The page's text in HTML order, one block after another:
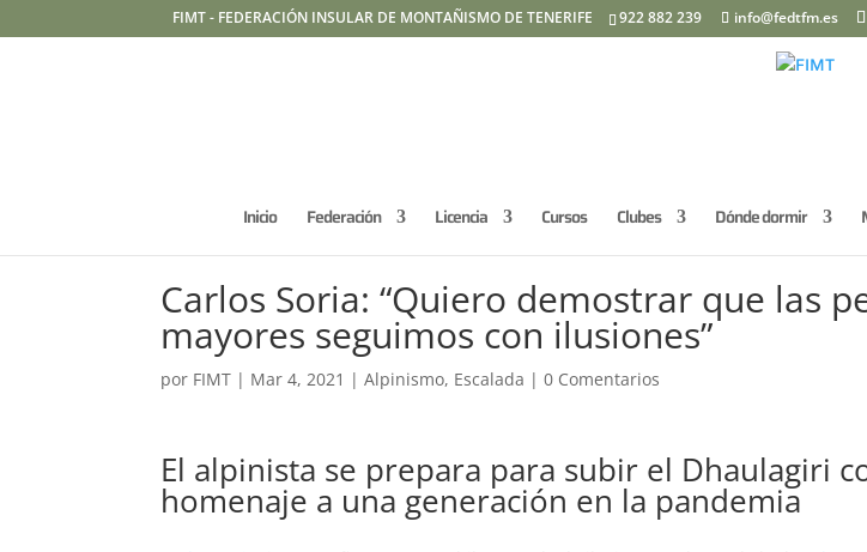
FIMT - FEDERACIÓN INSULAR DE MONTAÑISMO DE TENERIFE 922 882 239 info@fedtfm.es
Inicio Federación Licencia Cursos Clubes Dónde dormir
Carlos Soria: “Quiero demostrar que las
mayores seguimos con ilusiones”
por FIMT | Mar 4, 2021 |Alpinismo, Escalada |0 Comentarios
El alpinista se prepara para subir el Dhaulagiri
homenaje a una generación en la pandemia